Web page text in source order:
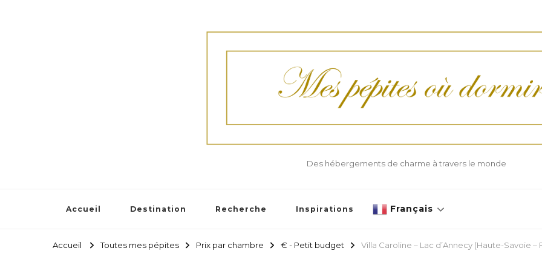
Des hébergements de charme à travers le monde
Accueil Destination Recherche Inspirations Français
Accueil Toutes mes pépites Prix par chambre € - Petit budget Villa Caroline – Lac d’Annecy (Haute-Savoie –